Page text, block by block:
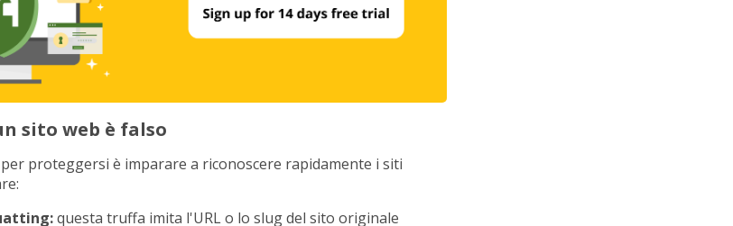
sito web è falso
proteggersi è imparare a riconoscere rapidamente i siti
questa truffa imita l'URL o lo slug del sito originale